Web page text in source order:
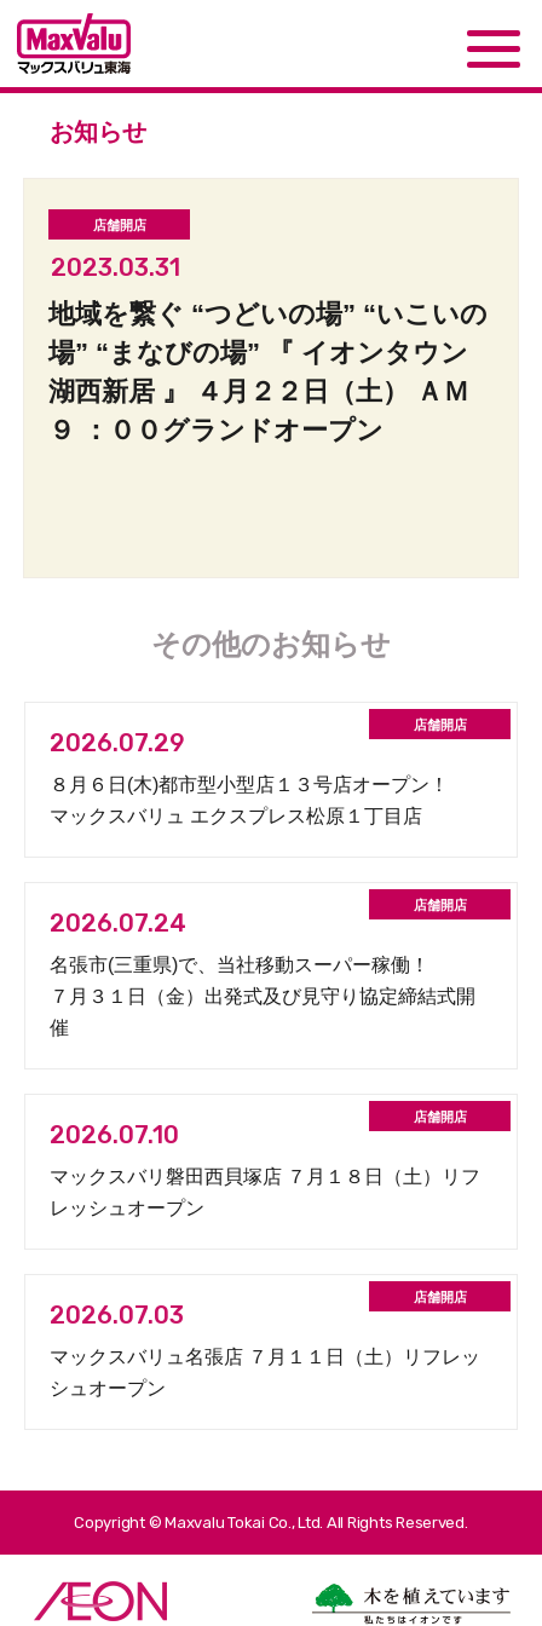
お知らせ
2023.03.31
地域を繋ぐ “つどいの場” “いこいの
場” “まなびの場” 『 イオンタウン
湖西新居 』 ４月２２日（土） ＡＭ
９ ：００グランドオープン
その他のお知らせ
2026.07.29
８月６日(木)都市型小型店１３号店オープン！
マックスバリュ エクスプレス松原１丁目店
2026.07.24
名張市(三重県)で、当社移動スーパー稼働！
７月３１日（金）出発式及び見守り協定締結式開
催
2026.07.10
マックスバリ磐田西貝塚店 ７月１８日（土）リフ
レッシュオープン
2026.07.03
マックスバリュ名張店 ７月１１日（土）リフレッ
シュオープン
Copyright © Maxvalu Tokai Co., Ltd. All Rights Reserved.